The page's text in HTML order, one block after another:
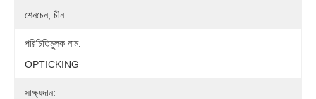
শেনচেন, চীন
পরিচিতিমুলক নাম:
OPTICKING
সাক্ষ্যদান: